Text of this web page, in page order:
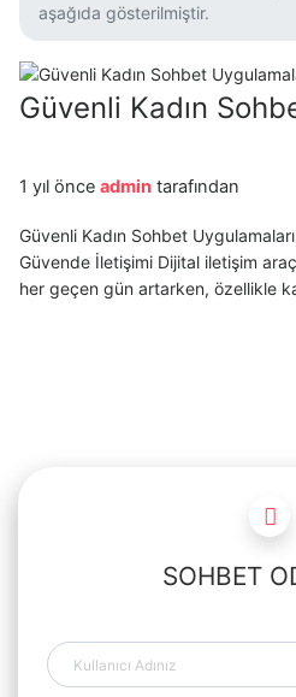
aşağıda gösterilmiştir.
Güvenli Kadın
1 yıl önce admin tarafından
Güvenli Kadın Sohbet
Güvende İletişimi Dijital iletişim
her geçen gün artarken, özellikle
SOHBET